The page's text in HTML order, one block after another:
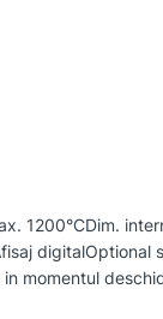
1200°CDim.
momentul